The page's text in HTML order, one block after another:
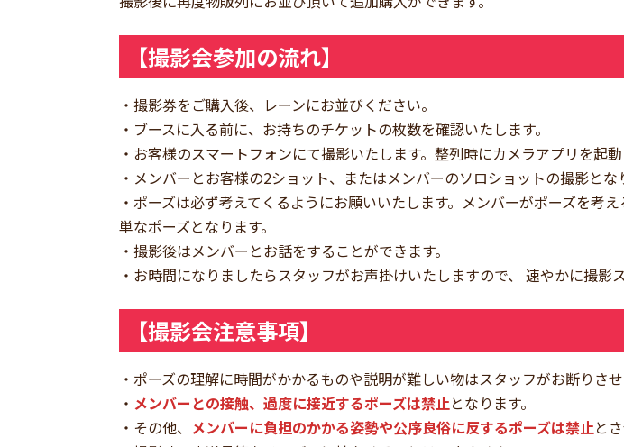
【撮影会参加の流れ】
・撮影券をご購入後、レーンにお並びください。
・ブースに入る前に、お持ちのチケットの枚数を確認いたします。
・お客様のスマートフォンにて撮影いたします。整列時にカメラアプリを起動
・メンバーとお客様の2ショット、またはメンバーのソロショットの撮影とな
・ポーズは必ず考えてくるようにお願いいたします。メンバーがポーズを考
単なポーズとなります。
・撮影後はメンバーとお話をすることができます。
・お時間になりましたらスタッフがお声掛けいたしますので、 速やかに撮影
【撮影会注意事項】
・ポーズの理解に時間がかかるものや説明が難しい物はスタッフがお断りさせ
・ メンバーとの接触、過度に接近するポーズは禁止となります。
・その他、 メンバーに負担のかかる姿勢や公序良俗に反するポーズは禁止と